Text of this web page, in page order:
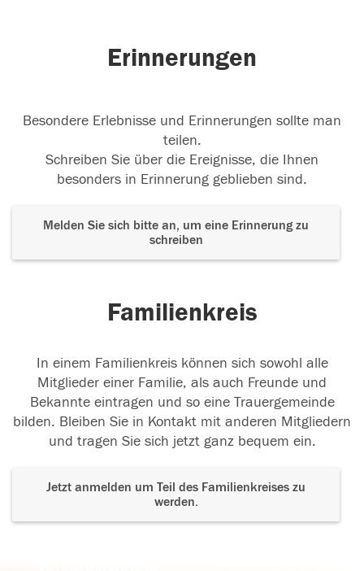
Erinnerungen
Besondere Erlebnisse und Erinnerungen sollte man
teilen.
Schreiben Sie über die Ereignisse, die Ihnen
besonders in Erinnerung geblieben sind.
Melden Sie sich bitte an, um eine Erinnerung zu
schreiben
Familienkreis
In einem Familienkreis können sich sowohl alle
Mitglieder einer Familie, als auch Freunde und
Bekannte eintragen und so eine Trauergemeinde
bilden. Bleiben Sie in Kontakt mit anderen Mitgliedern
und tragen Sie sich jetzt ganz bequem ein.
Jetzt anmelden um Teil des Familienkreises zu
werden.